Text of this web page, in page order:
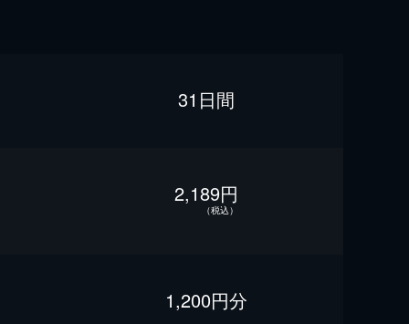
31日間
2,189円
（税込）
1,200円分